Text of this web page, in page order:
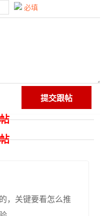
必填
，关键要看怎么推